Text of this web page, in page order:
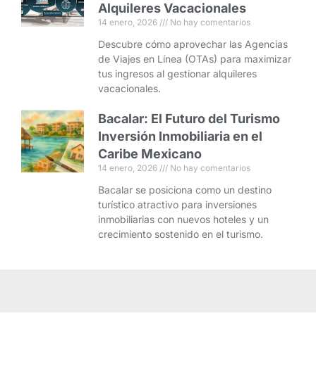
Alquileres Vacacionales
14 enero, 2026 No hay comentarios
Descubre cómo aprovechar las Agencias
de Viajes en Línea (OTAs) para maximizar
tus ingresos al gestionar alquileres
vacacionales.
Bacalar: El Futuro del Turismo
Inversión Inmobiliaria en el
Caribe Mexicano
14 enero, 2026 No hay comentarios
Bacalar se posiciona como un destino
turístico atractivo para inversiones
inmobiliarias con nuevos hoteles y un
crecimiento sostenido en el turismo.